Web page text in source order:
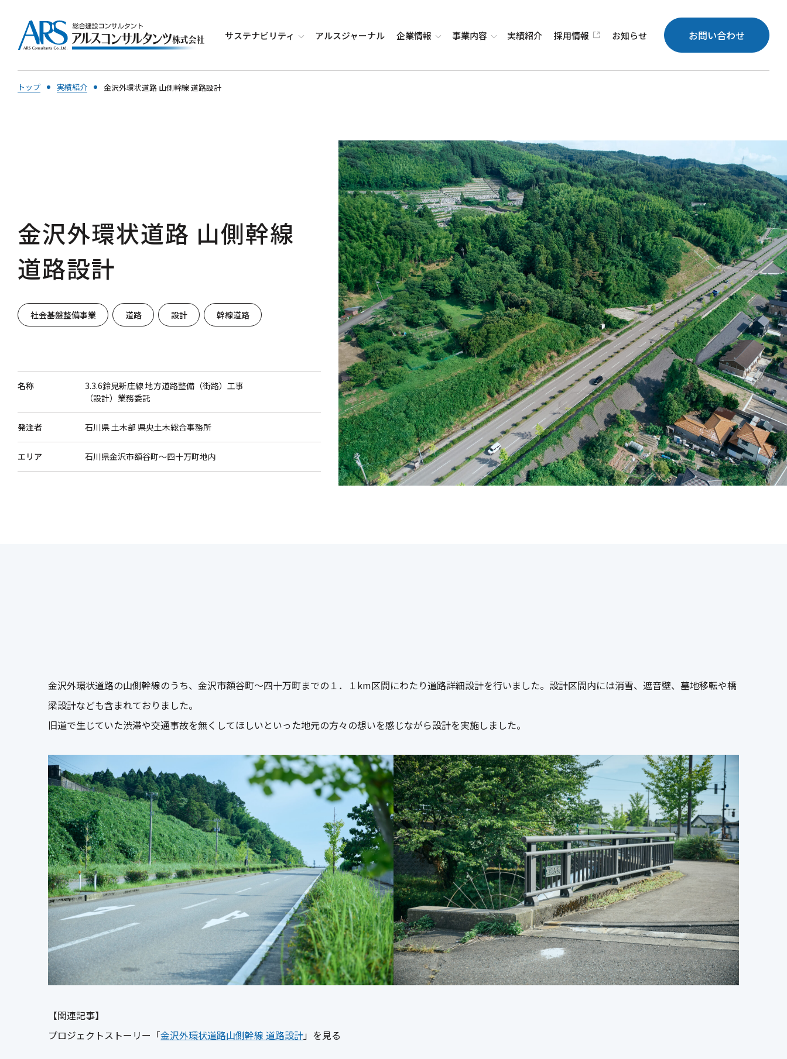
サステナビリティ アルスジャーナル 企業情報 事業内容 実績紹介 採用情報 お知らせ お問い合わせ
トップ 実績紹介 金沢外環状道路 山側幹線 道路設計
金沢外環状道路 山側幹線
道路設計
社会基盤整備事業 道路 設計 幹線道路
名称
3.3.6鈴見新庄線 地方道路整備（街路）工事
（設計）業務委託
発注者 石川県 土木部 県央土木総合事務所
エリア 石川県金沢市額谷町～四十万町地内
金沢外環状道路の山側幹線のうち、金沢市額谷町～四十万町までの１．１km区間にわたり道路詳細設計を行いました。設計区間内には消雪、遮音壁、墓地移転や橋
梁設計なども含まれておりました。
旧道で生じていた渋滞や交通事故を無くしてほしいといった地元の方々の想いを感じながら設計を実施しました。
【関連記事】
プロジェクトストーリー「金沢外環状道路山側幹線 道路設計」を見る